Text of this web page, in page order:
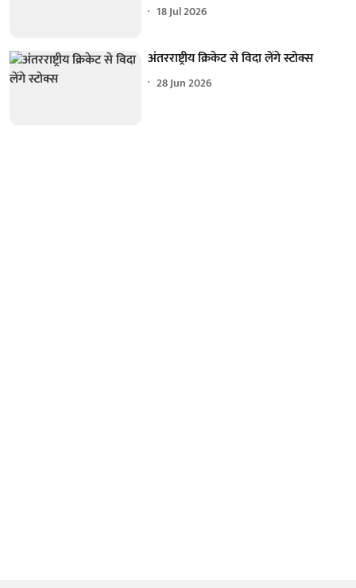
18 Jul 2026
अंतरराष्ट्रीय क्रिकेट से विदा लेंगे स्टोक्स
28 Jun 2026